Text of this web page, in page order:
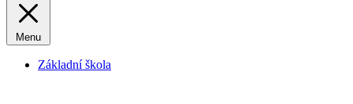
Menu
Základní škola